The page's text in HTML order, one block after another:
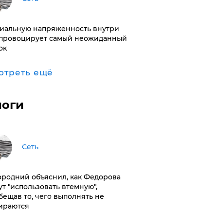
напряженность внутри
самый неожиданный
ещё
Сеть
объяснил, как Федорова
"использовать втемную",
то, чего выполнять не